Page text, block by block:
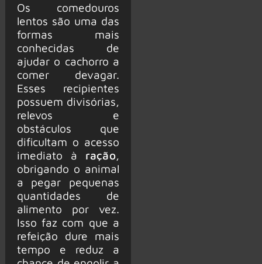
Os comedouros
lentos são uma das
formas mais
conhecidas de
ajudar o cachorro a
comer devagar.
Esses recipientes
possuem divisórias,
relevos e
obstáculos que
dificultam o acesso
imediato à ração,
obrigando o animal
a pegar pequenas
quantidades de
alimento por vez.
Isso faz com que a
refeição dure mais
tempo e reduz a